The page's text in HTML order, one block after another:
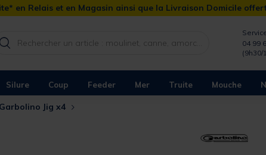
en Relais et en Magasin ainsi que la Livraison Domicile
04 99
(9h30/
Silure Coup Feeder Mer Truite Mouche
Jig x4